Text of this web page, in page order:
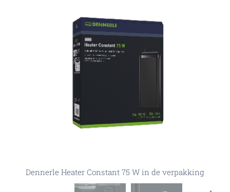
Dennerle Heater Constant 75 W in de verpakking
Dennerle Heater Constant 75 W